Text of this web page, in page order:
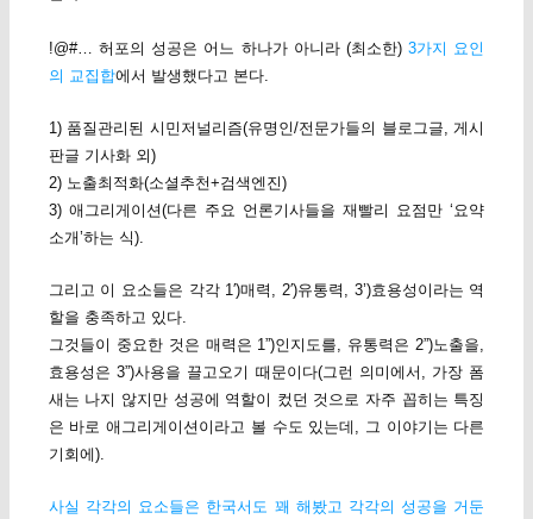
!@#… 허포의 성공은 어느 하나가 아니라 (최소한)3가지 요인
의 교집합에서 발생했다고 본다.
1) 품질관리된 시민저널리즘(유명인/전문가들의 블로그글, 게시
판글 기사화 외)
2) 노출최적화(소셜추천+검색엔진)
3) 애그리게이션(다른 주요 언론기사들을 재빨리 요점만 ‘요약
소개’하는 식).
그리고 이 요소들은 각각 1′)매력, 2′)유통력, 3’)효용성이라는 역
할을 충족하고 있다.
그것들이 중요한 것은 매력은 1”)인지도를, 유통력은 2”)노출을,
효용성은 3”)사용을 끌고오기 때문이다(그런 의미에서, 가장 폼
새는 나지 않지만 성공에 역할이 컸던 것으로 자주 꼽히는 특징
은 바로 애그리게이션이라고 볼 수도 있는데, 그 이야기는 다른
기회에).
사실 각각의 요소들은 한국서도 꽤 해봤고 각각의 성공을 거둔